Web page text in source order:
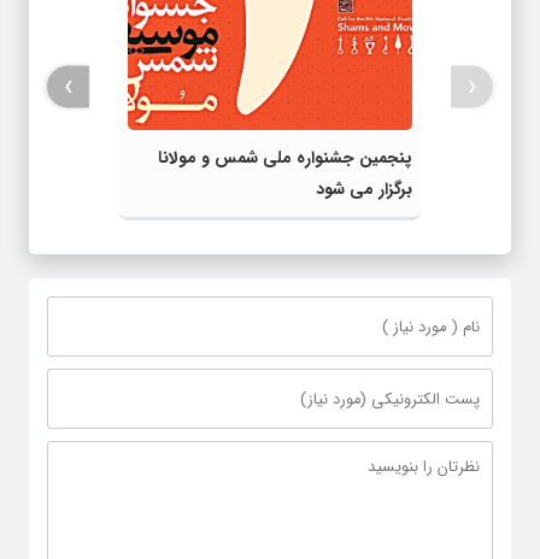
پنجمین جشنواره ملی شمس و مولانا
برگزار می شود
‹
›